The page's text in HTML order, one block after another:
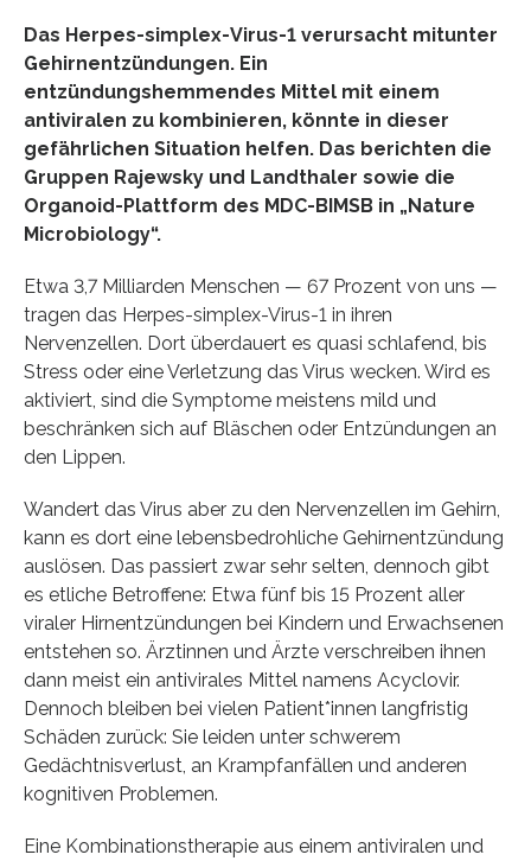
Das Herpes-simplex-Virus-1 verursacht mitunter
Gehirnentzündungen. Ein
entzündungshemmendes Mittel mit einem
antiviralen zu kombinieren, könnte in dieser
gefährlichen Situation helfen. Das berichten die
Gruppen Rajewsky und Landthaler sowie die
Organoid-Plattform des MDC-BIMSB in „Nature
Microbiology“.
Etwa 3,7 Milliarden Menschen — 67 Prozent von uns —
tragen das Herpes-simplex-Virus-1 in ihren
Nervenzellen. Dort überdauert es quasi schlafend, bis
Stress oder eine Verletzung das Virus wecken. Wird es
aktiviert, sind die Symptome meistens mild und
beschränken sich auf Bläschen oder Entzündungen an
den Lippen.
Wandert das Virus aber zu den Nervenzellen im Gehirn,
kann es dort eine lebensbedrohliche Gehirnentzündung
auslösen. Das passiert zwar sehr selten, dennoch gibt
es etliche Betroffene: Etwa fünf bis 15 Prozent aller
viraler Hirnentzündungen bei Kindern und Erwachsenen
entstehen so. Ärztinnen und Ärzte verschreiben ihnen
dann meist ein antivirales Mittel namens Acyclovir.
Dennoch bleiben bei vielen Patient*innen langfristig
Schäden zurück: Sie leiden unter schwerem
Gedächtnisverlust, an Krampfanfällen und anderen
kognitiven Problemen.
Eine Kombinationstherapie aus einem antiviralen und